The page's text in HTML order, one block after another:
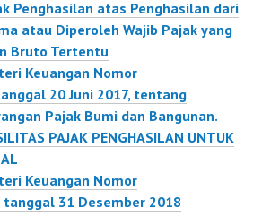
Penghasilan atas Penghasilan dari
atau Diperoleh Wajib Pajak yang
Bruto Tertentu
Keuangan Nomor
20 Juni 2017, tentang
Pajak Bumi dan Bangunan.
PAJAK PENGHASILAN UNTUK
Keuangan Nomor
31 Desember 2018